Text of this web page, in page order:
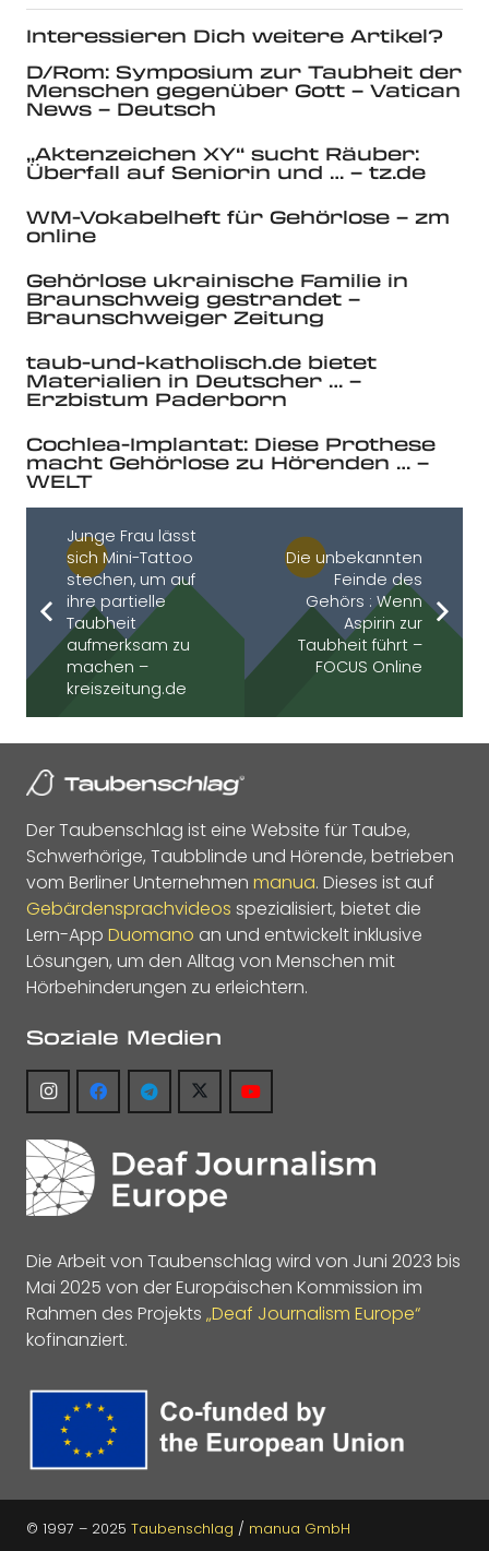
Interessieren Dich weitere Artikel?
D/Rom: Symposium zur Taubheit der
Menschen gegenüber Gott – Vatican
News – Deutsch
„Aktenzeichen XY“ sucht Räuber:
Überfall auf Seniorin und … – tz.de
WM-Vokabelheft für Gehörlose – zm
online
Gehörlose ukrainische Familie in
Braunschweig gestrandet –
Braunschweiger Zeitung
taub-und-katholisch.de bietet
Materialien in Deutscher … –
Erzbistum Paderborn
Cochlea-Implantat: Diese Prothese
macht Gehörlose zu Hörenden … –
WELT
Junge Frau lässt
sich Mini-Tattoo
stechen, um auf
ihre partielle
Taubheit
aufmerksam zu
machen –
kreiszeitung.de
Die unbekannten
Feinde des
Gehörs : Wenn
Aspirin zur
Taubheit führt –
FOCUS Online
Der Taubenschlag ist eine Website für Taube,
Schwerhörige, Taubblinde und Hörende, betrieben
vom Berliner Unternehmen manua. Dieses ist auf
Gebärdensprachvideos spezialisiert, bietet die
Lern-App Duomano an und entwickelt inklusive
Lösungen, um den Alltag von Menschen mit
Hörbehinderungen zu erleichtern.
Soziale Medien
Die Arbeit von Taubenschlag wird von Juni 2023 bis
Mai 2025 von der Europäischen Kommission im
Rahmen des Projekts „Deaf Journalism Europe“
kofinanziert.
© 1997 – 2025 Taubenschlag / manua GmbH